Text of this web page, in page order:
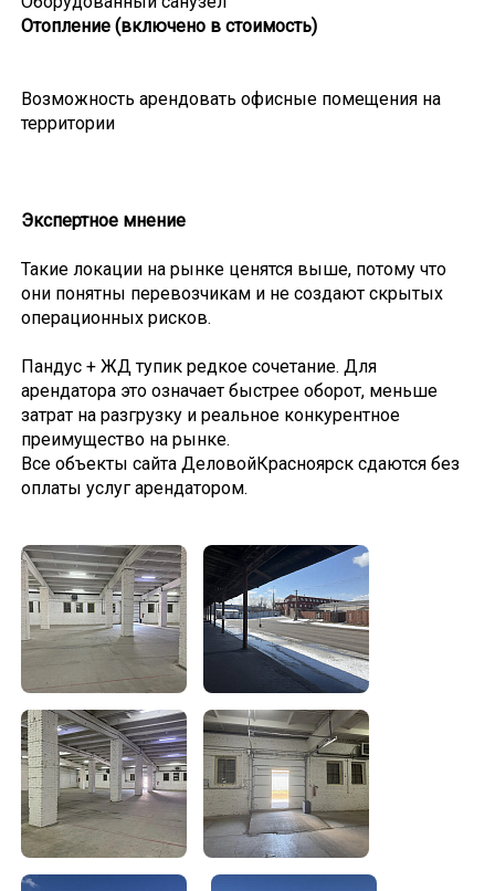
Отопление (включено в стоимость)
Возможность арендовать офисные помещения на
территории
Экспертное мнение
Такие локации на рынке ценятся выше, потому что
они понятны перевозчикам и не создают скрытых
операционных рисков.
Пандус + ЖД тупик редкое сочетание. Для
арендатора это означает быстрее оборот, меньше
затрат на разгрузку и реальное конкурентное
преимущество на рынке.
Все объекты сайта ДеловойКрасноярск сдаются без
оплаты услуг арендатором.